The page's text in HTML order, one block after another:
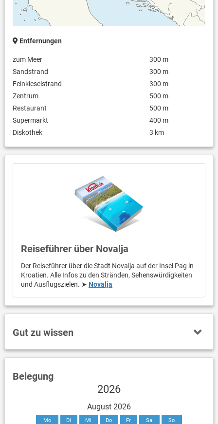
Entfernungen
zum Meer
300 m
Sandstrand
300 m
Feinkieselstrand
300 m
Zentrum
500 m
Restaurant
500 m
Supermarkt
400 m
Diskothek
3 km
Reiseführer über Novalja
Der Reiseführer über die Stadt Novalja auf der Insel Pag in
Kroatien. Alle Infos zu den Stränden, Sehenswürdigkeiten
und Ausflugszielen. ➤ Novalja
Gut zu wissen
Belegung
2026
August 2026
Mo Di Mi Do Fr Sa So